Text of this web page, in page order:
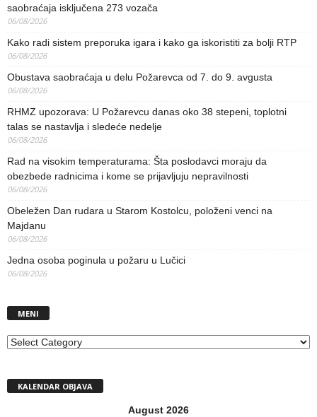
saobraćaja isključena 273 vozača
06/08/2026
Kako radi sistem preporuka igara i kako ga iskoristiti za bolji RTP
06/08/2026
Obustava saobraćaja u delu Požarevca od 7. do 9. avgusta
06/08/2026
RHMZ upozorava: U Požarevcu danas oko 38 stepeni, toplotni
talas se nastavlja i sledeće nedelje
06/08/2026
Rad na visokim temperaturama: Šta poslodavci moraju da
obezbede radnicima i kome se prijavljuju nepravilnosti
06/08/2026
Obeležen Dan rudara u Starom Kostolcu, položeni venci na
Majdanu
06/08/2026
Jedna osoba poginula u požaru u Lučici
06/08/2026
MENI
MENI
KALENDAR OBJAVA
August 2026